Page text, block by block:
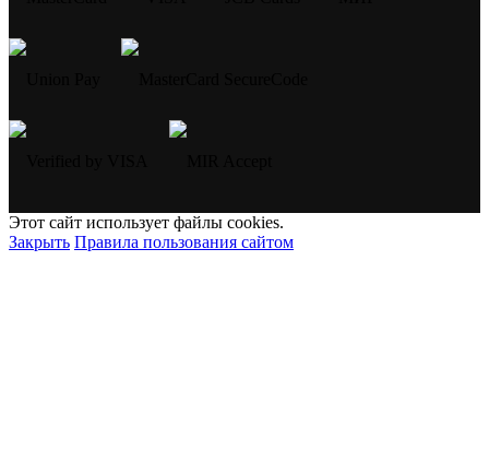
Этот сайт использует файлы cookies.
Закрыть Правила пользования сайтом